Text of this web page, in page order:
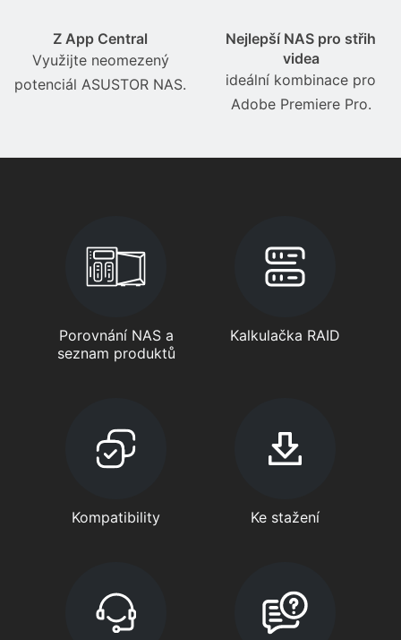
Z App Central
Využijte neomezený
potenciál ASUSTOR NAS.
Nejlepší NAS pro střih
videa
ideální kombinace pro
Adobe Premiere Pro.
Porovnání NAS a
seznam produktů
Kalkulačka RAID
Kompatibility Ke stažení